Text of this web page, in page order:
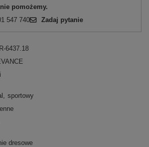
pomożemy.
547 740 Zadaj pytanie
6437.18
sportowy
dresowe